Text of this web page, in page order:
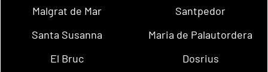
Malgrat de Mar
Santpedor
Santa Susanna
Maria de Palautordera
El Bruc
Dosrius